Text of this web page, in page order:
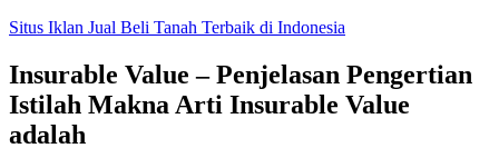
Skip
content
Situs Iklan Jual Beli Tanah Terbaik di Indonesia
Insurable Value – Penjelasan Pengertian
Istilah Makna Arti Insurable Value
adalah